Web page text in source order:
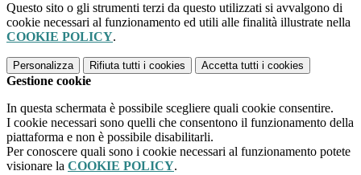
Questo sito o gli strumenti terzi da questo utilizzati si avvalgono di
cookie necessari al funzionamento ed utili alle finalità illustrate nella
COOKIE POLICY.
Personalizza Rifiuta tutti i cookies Accetta tutti i cookies
Gestione cookie
In questa schermata è possibile scegliere quali cookie consentire.
I cookie necessari sono quelli che consentono il funzionamento della
piattaforma e non è possibile disabilitarli.
Per conoscere quali sono i cookie necessari al funzionamento potete
visionare la COOKIE POLICY.